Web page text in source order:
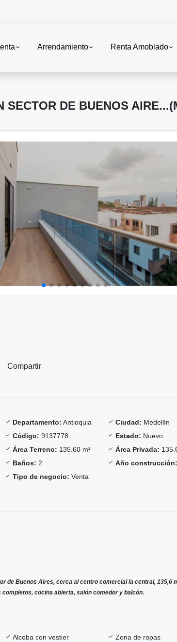
Arrendamiento Renta Amoblado
SECTOR DE BUENOS
Compartir
Departamento: Antioquia Ciudad: Medellín
Código: 9137778 Estado: Nuevo
Área Terreno: 135.60 m² Área Privada:
Baños: 2 Año construcción:
Tipo de negocio: Venta
de Buenos Aires, cerca al centro comercial la central, 135,6
cocina abierta, salón comedor y balcón.
Alcoba con vestier
Zona de ropas